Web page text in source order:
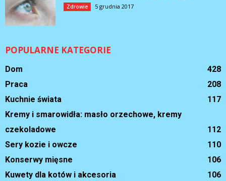
Zdrowie 5 grudnia 2017
POPULARNE KATEGORIE
Dom
428
Praca
208
Kuchnie świata
117
Kremy i smarowidła: masło orzechowe, kremy
czekoladowe
112
Sery kozie i owcze
110
Konserwy mięsne
106
Kuwety dla kotów i akcesoria
106